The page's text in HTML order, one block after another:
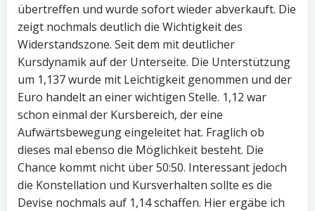
übertreffen und wurde sofort wieder abverkauft. Die
zeigt nochmals deutlich die Wichtigkeit des
Widerstandszone. Seit dem mit deutlicher
Kursdynamik auf der Unterseite. Die Unterstützung
um 1,137 wurde mit Leichtigkeit genommen und der
Euro handelt an einer wichtigen Stelle. 1,12 war
schon einmal der Kursbereich, der eine
Aufwärtsbewegung eingeleitet hat. Fraglich ob
dieses mal ebenso die Möglichkeit besteht. Die
Chance kommt nicht über 50:50. Interessant jedoch
die Konstellation und Kursverhalten sollte es die
Devise nochmals auf 1,14 schaffen. Hier ergäbe ich